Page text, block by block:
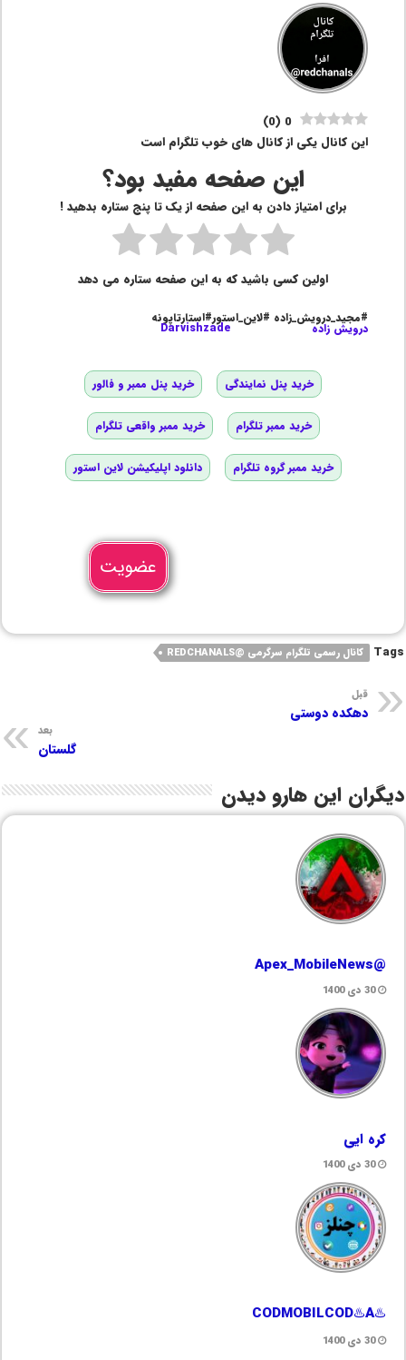
0
(
0
)
این کانال یکی از کانال های خوب تلگرام است
این صفحه مفید بود؟
برای امتیاز دادن به این صفحه از یک تا پنج ستاره بدهید !
اولین کسی باشید که به این صفحه ستاره می دهد
#مجید_درویش_زاده #لاین_استور#استارتاپونه
درویش زاده Darvishzade
خرید پنل نمایندگی خرید پنل ممبر و فالور
خرید ممبر تلگرام خرید ممبر واقعی تلگرام
خرید ممبر گروه تلگرام دانلود اپلیکیشن لاین استور
عضویت
Tags کانال رسمی تلگرام سرگرمی @REDCHANALS
قبل
دهکده دوستی
بعد
گلستان
دیگران این هارو دیدن
@Apex_MobileNews
30 دی 1400
کره ایی
30 دی 1400
♨️CODMOBILCOD♨️A
30 دی 1400